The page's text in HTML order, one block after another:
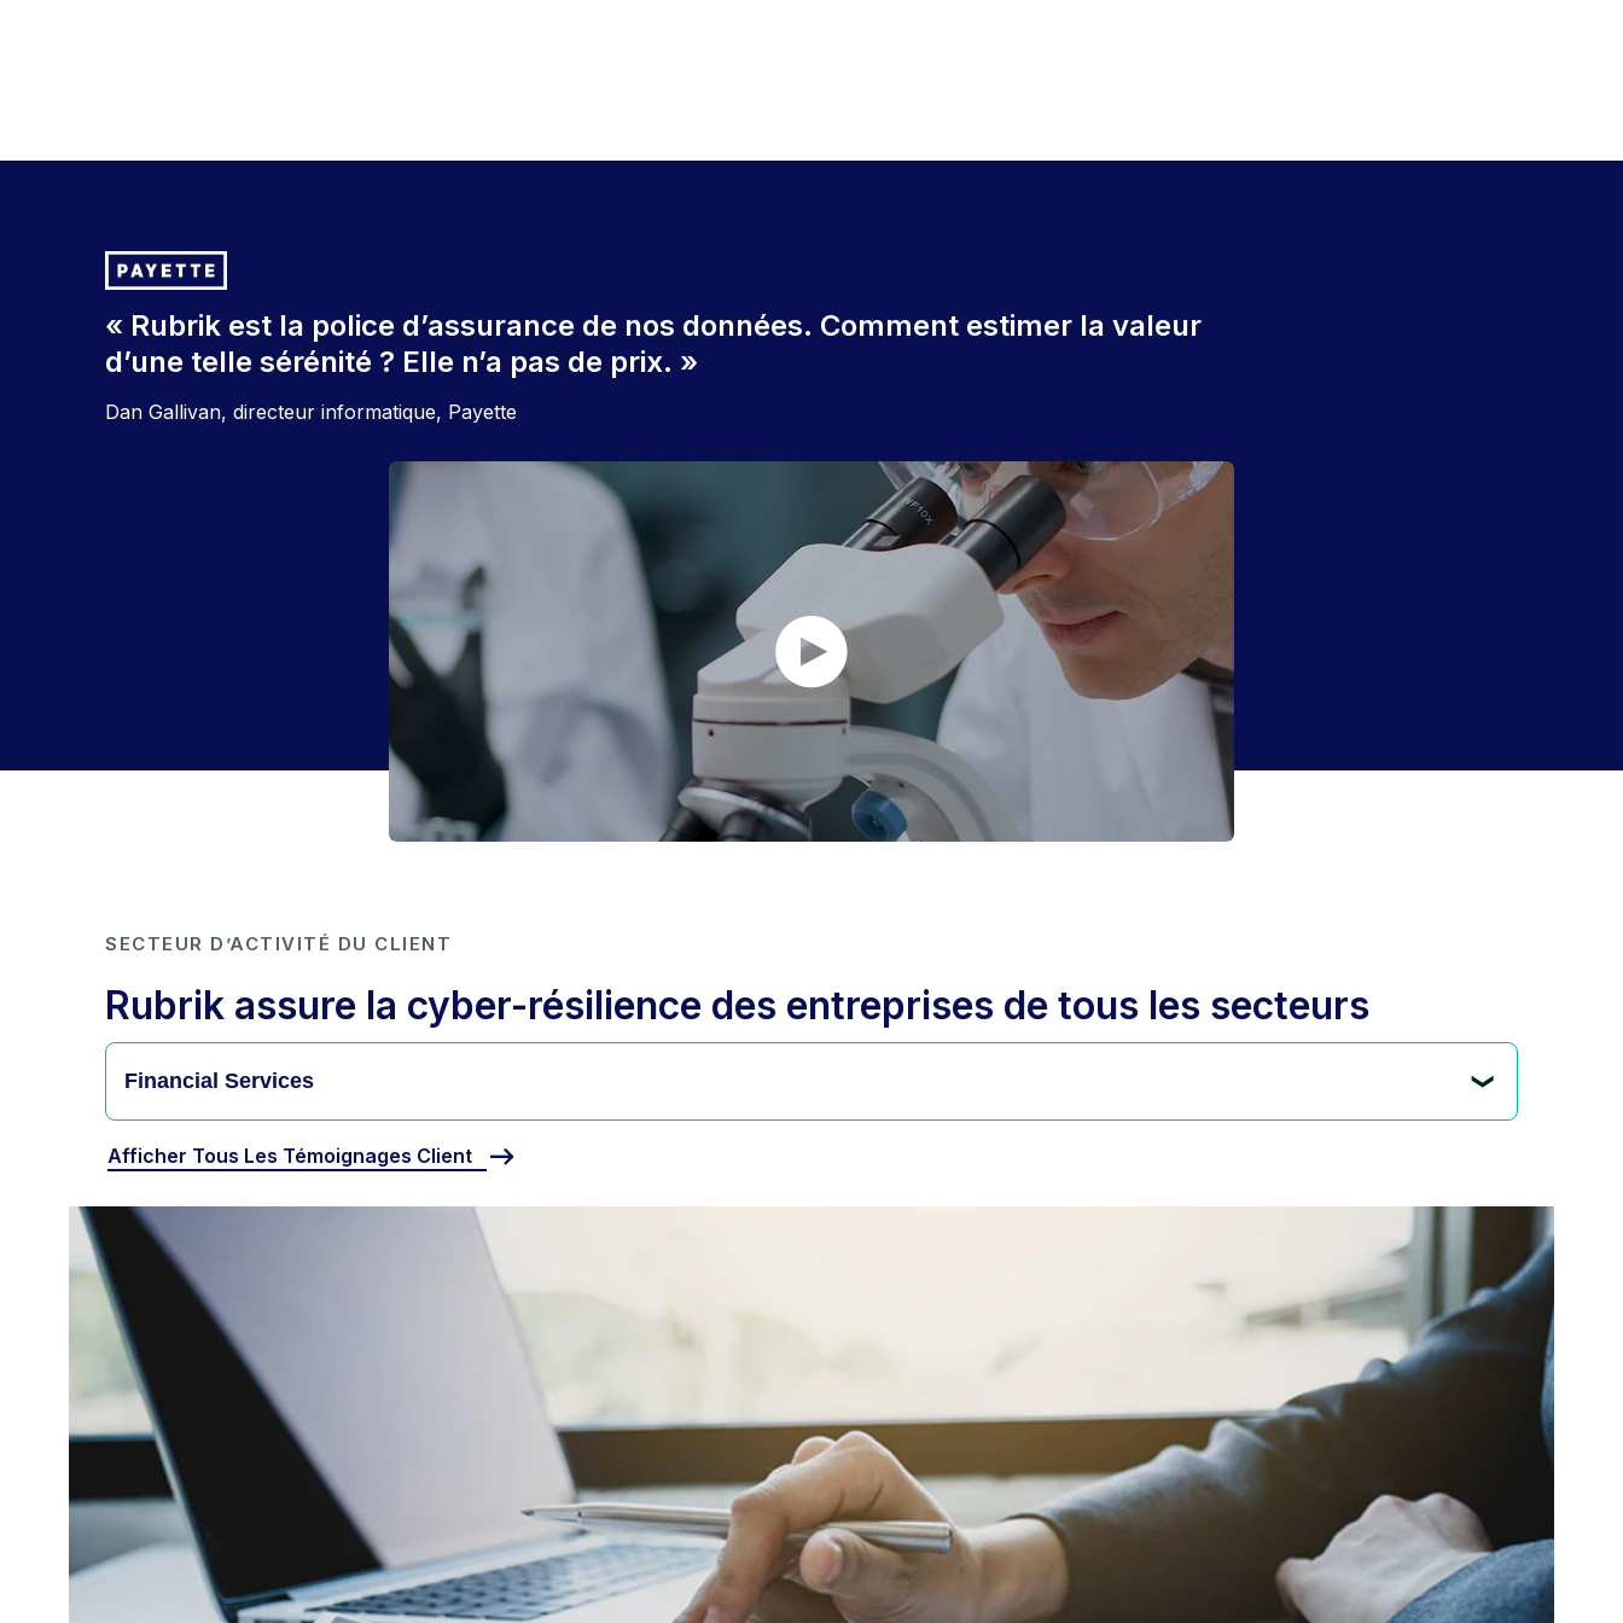
« Rubrik est la police d’assurance de nos données. Comment estimer la valeur
d’une telle sérénité ? Elle n’a pas de prix. »
Dan Gallivan, directeur informatique, Payette
SECTEUR D’ACTIVITÉ DU CLIENT
Rubrik assure la cyber-résilience des entreprises de tous les secteurs
Afficher Tous Les Témoignages Client